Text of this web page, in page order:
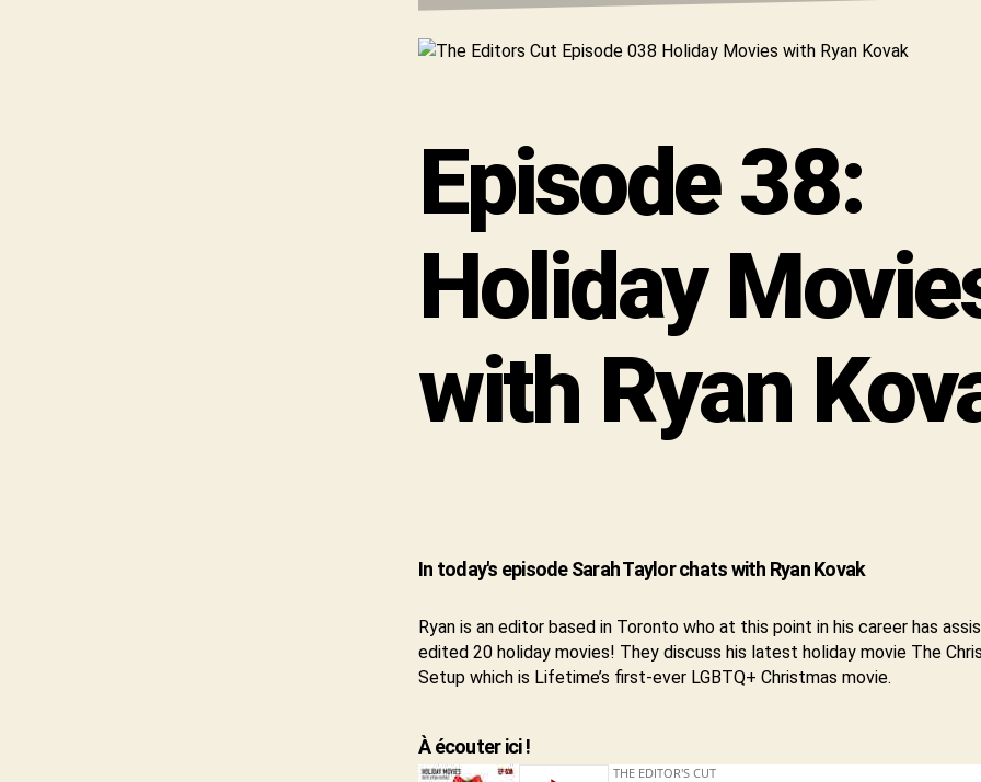
Episode 38:
Holiday
with Ryan
In today's episode Sarah Taylor chats with Ryan Kovak
Ryan is an editor based in Toronto who at this point in his career has
edited 20 holiday movies! They discuss his latest holiday movie The
Setup which is Lifetime’s first-ever LGBTQ+ Christmas movie.
À écouter ici !